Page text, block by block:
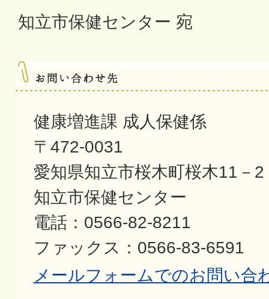
知立市保健センター 宛
健康増進課 成人保健係
〒472-0031
愛知県知立市桜木町桜木11－2
知立市保健センター
電話：0566-82-8211
ファックス：0566-83-6591
メールフォームでのお問い合